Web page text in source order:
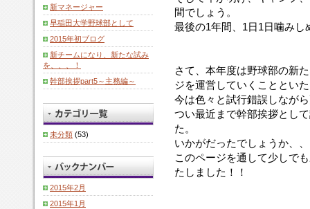
間でしょう。
最後の1年間、1日1日噛みし
さて、本年度は野球部の新
ジを運営していくこととい
今は色々と試行錯誤しなが
つい最近まで幹部挨拶とし
た。
いかがだったでしょうか、
このページを通して少しで
たしました！！
新マネージャー
早稲田大学野球部として
2015年初ブログ
新チームになり、新たな試み
を、、、！
幹部挨拶part5～主務編～
未分類 (53)
2015年2月
2015年1月